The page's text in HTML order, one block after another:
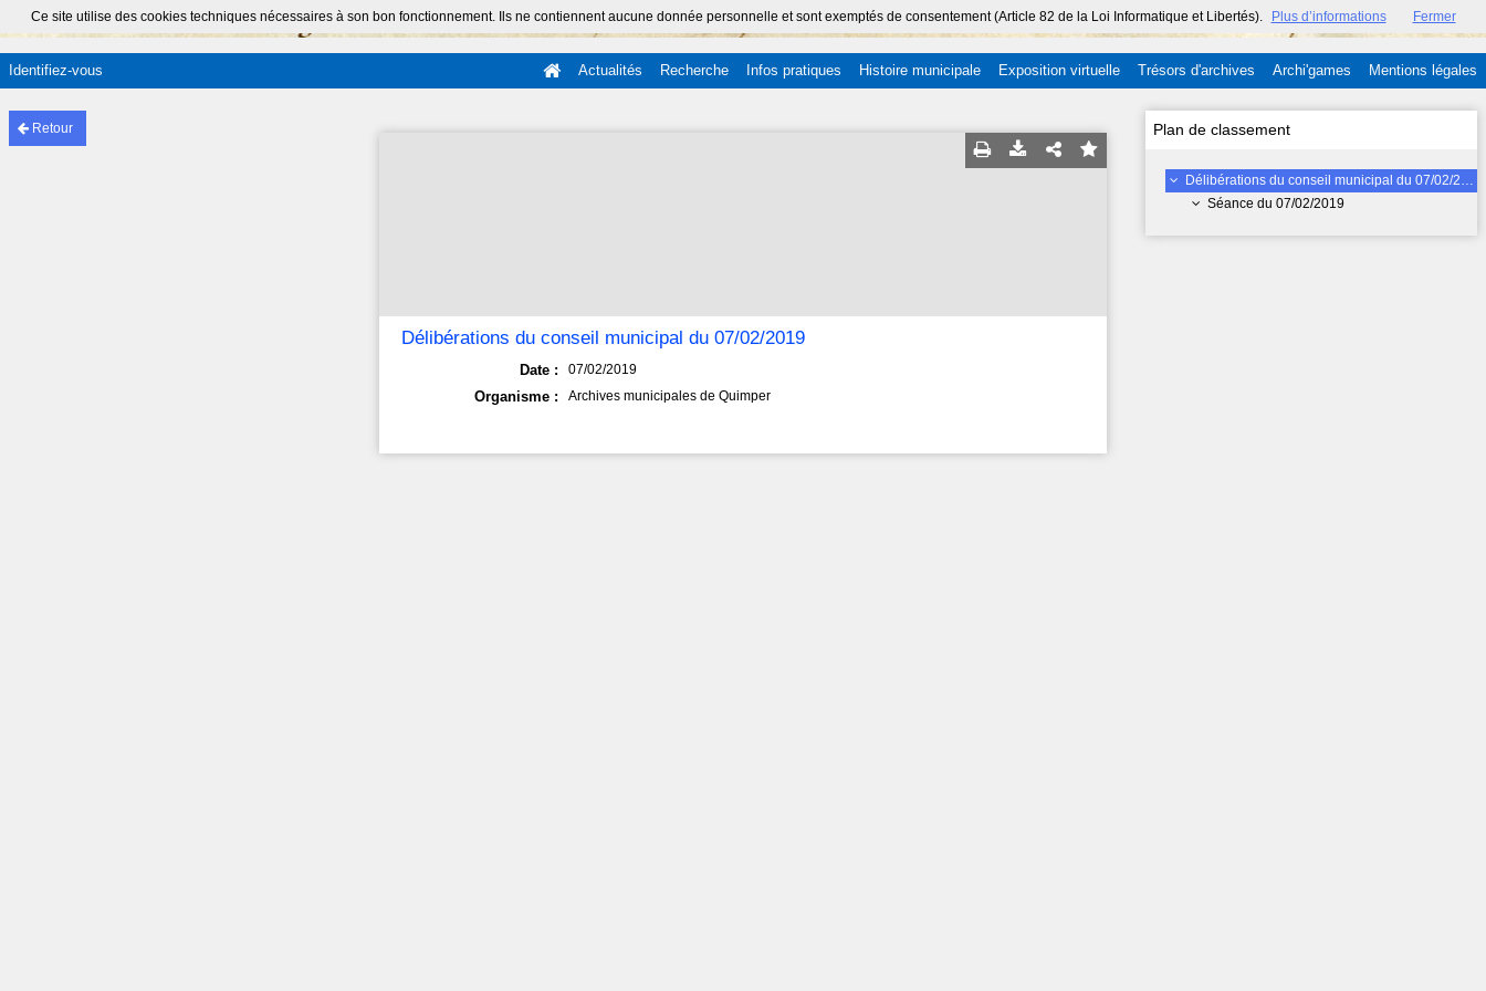
Ce site utilise des cookies techniques nécessaires à son bon fonctionnement. Ils ne contiennent aucune donnée personnelle et sont exemptés de consentement (Article 82 de la Loi Informatique et Libertés). Plus d’informations Fermer
Identifiez-vous Actualités Recherche Infos pratiques Histoire municipale Exposition virtuelle Trésors d'archives Archi'games Mentions légales
Retour Plan de classement
Délibérations du conseil municipal du 07/02/2019
Séance du 07/02/2019
Délibérations du conseil municipal du 07/02/2019
Date : 07/02/2019
Organisme : Archives municipales de Quimper